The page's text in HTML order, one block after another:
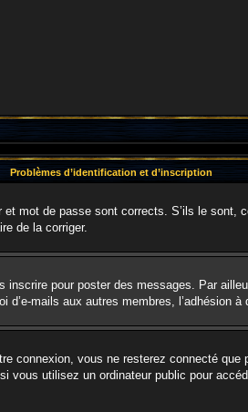
Problèmes d’identification et d’inscription
mot de passe sont corrects. S’ils le
de la corriger.
pour poster des messages. Par
mails aux autres membres, l’adhésion
connexion, vous ne resterez connecté
vous utilisez un ordinateur public pour